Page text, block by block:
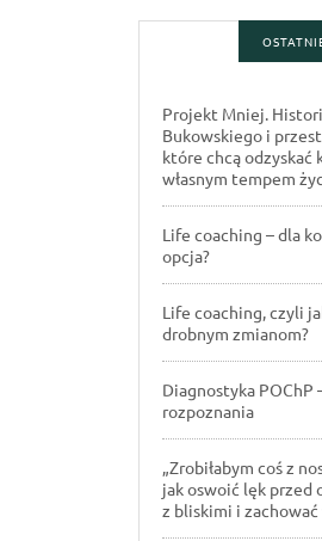
Projekt Mniej.
Bukowskiego i
które chcą odzyskać
własnym tempem
Life coaching – dla
opcja?
Life coaching, czyli
drobnym zmianom?
Diagnostyka POChP
rozpoznania
„Zrobiłabym coś z
jak oswoić lęk przed
z bliskimi i zachować